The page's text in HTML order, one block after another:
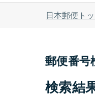
日本郵便ト
郵便番号
検索結